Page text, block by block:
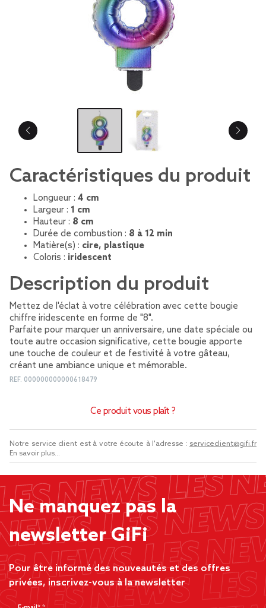
Caractéristiques du produit
Longueur : 4 cm
Largeur : 1 cm
Hauteur : 8 cm
Durée de combustion : 8 à 12 min
Matière(s) : cire, plastique
Coloris : iridescent
Description du produit
Mettez de l'éclat à votre célébration avec cette bougie
chiffre iridescente en forme de "8".
Parfaite pour marquer un anniversaire, une date spéciale ou
toute autre occasion significative, cette bougie apporte
une touche de couleur et de festivité à votre gâteau,
créant une ambiance unique et mémorable.
REF. 000000000000618479
Ce produit vous plaît ?
Notre service client est à votre écoute à l'adresse : serviceclient@gifi.fr
En savoir plus...
Ne manquez pas la
newsletter GiFi
Pour être informé des nouveautés et des offres
privées, inscrivez-vous à la newsletter